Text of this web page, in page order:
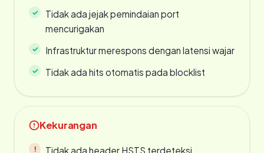
Tidak ada jejak pemindaian port
mencurigakan
Infrastruktur merespons dengan latensi wajar
Tidak ada hits otomatis pada blocklist
Kekurangan
Tidak ada header HSTS terdeteksi